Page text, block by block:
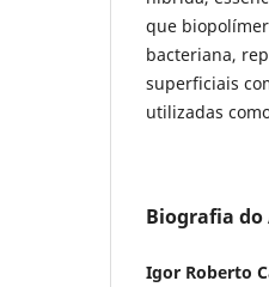
que
bacteriana,
superficiais
utilizadas
Biografia
Igor Roberto